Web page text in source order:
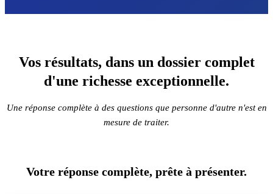
Vos résultats, dans un dossier complet
d'une richesse exceptionnelle.
Une réponse complète à des questions que personne d'autre n'est en
mesure de traiter.
Votre réponse complète, prête à présenter.